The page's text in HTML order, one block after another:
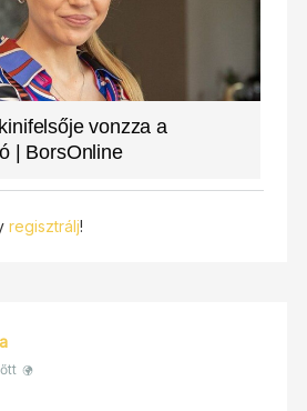
vonzza a
| BorsOnline
regisztrálj!